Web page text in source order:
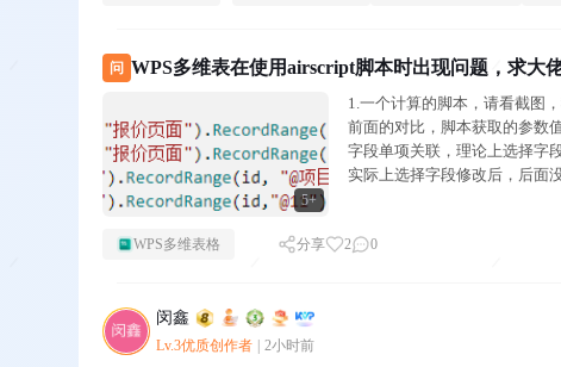
问 WPS多维表在使用airscript脚本时出现问题，求大
5+
1.一个计算的脚本，请看截图
前面的对比，脚本获取的参数
字段单项关联，理论上选择字
实际上选择字段修改后，后面
WPS多维表格 分享 2 0
闵鑫
Lv.3优质创作者 2小时前